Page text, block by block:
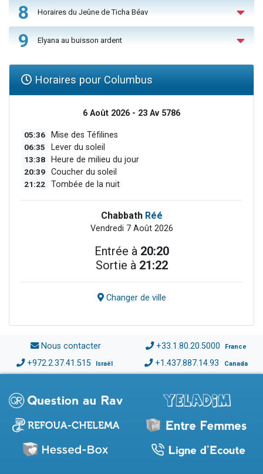
8 Horaires du Jeûne de Ticha Béav
9 Elyana au buisson ardent
Horaires pour Columbus
6 Août 2026 - 23 Av 5786
05:36 Mise des Téfilines
06:35 Lever du soleil
13:38 Heure de milieu du jour
20:39 Coucher du soleil
21:22 Tombée de la nuit
Chabbath Réé
Vendredi 7 Août 2026
Entrée à 20:20
Sortie à 21:22
Changer de ville
Nous contacter +33.1.80.20.5000 France
+972.2.37.41.515 Israël +1.437.887.14.93 Canada